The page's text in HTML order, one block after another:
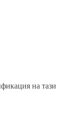
на тази